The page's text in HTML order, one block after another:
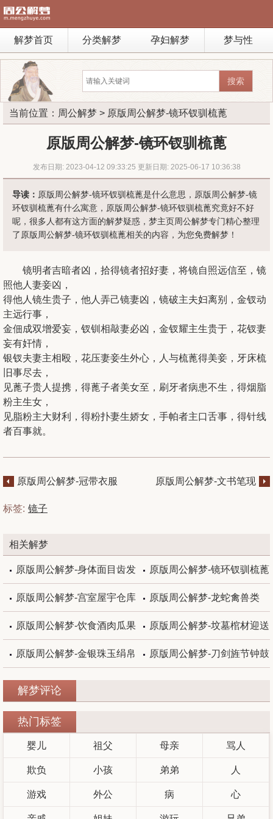
解梦首页 分类解梦 孕妇解梦 梦与性
当前位置： 周公解梦 > 原版周公解梦-镜环钗驯梳蓖
原版周公解梦-镜环钗驯梳蓖
发布日期: 2023-04-12 09:33:25 更新日期: 2025-06-17 10:36:38
导读： 原版周公解梦-镜环钗驯梳蓖是什么意思，原版周公解梦-镜
环钗驯梳蓖有什么寓意，原版周公解梦-镜环钗驯梳蓖究竟好不好
呢，很多人都有这方面的解梦疑惑，梦主页周公解梦专门精心整理
了原版周公解梦-镜环钗驯梳蓖相关的内容，为您免费解梦！
镜明者吉暗者凶，拾得镜者招好妻，将镜自照远信至，镜
照他人妻妾凶，
得他人镜生贵子，他人弄己镜妻凶，镜破主夫妇离别，金钗动
主远行事，
金佃成双增爱妄，钗钏相敲妻必凶，金钗耀主生贵于，花钗妻
妄有奸情，
银钗夫妻主相殴，花压妻妾生外心，人与梳蓖得美妾，牙床梳
旧事尽去，
见蓖子贵人提携，得蓖子者美女至，刷牙者病患不生，得烟脂
粉主生女，
见脂粉主大财利，得粉扑妻生娇女，手帕者主口舌事，得针线
者百事就。
原版周公解梦-冠带衣服
原版周公解梦-文书笔现
标签: 镜子
相关解梦
原版周公解梦-身体面目齿发 原版周公解梦-镜环钗驯梳蓖
原版周公解梦-宫室屋宇仓库 原版周公解梦-龙蛇禽兽类
原版周公解梦-饮食酒肉瓜果 原版周公解梦-坟墓棺材迎送
原版周公解梦-金银珠玉绢帛 原版周公解梦-刀剑旌节钟鼓
解梦评论
热门标签
婴儿 祖父 母亲 骂人
欺负 小孩 弟弟 人
游戏 外公 病 心